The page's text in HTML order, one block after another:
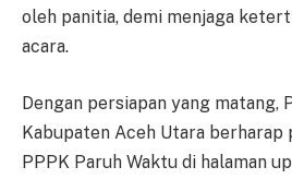
oleh panitia, demi menjaga
acara.
Dengan persiapan yang matang,
Kabupaten Aceh Utara berharap
PPPK Paruh Waktu di halaman